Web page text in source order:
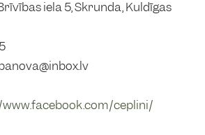
iela 5, Skrunda, Kuldīgas
ceplini/